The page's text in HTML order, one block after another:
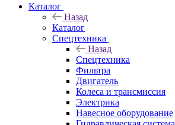
Каталог
Назад
Каталог
Спецтехника
Назад
Спецтехника
Фильтра
Двигатель
Колеса и трансмиссия
Электрика
Навесное оборудование